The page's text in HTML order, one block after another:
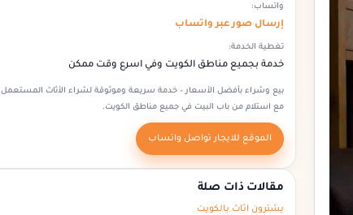
واتساب:
إرسال صور عبر واتساب
تغطية الخدمة:
خدمة بجميع مناطق الكويت وفي اسرع وقت ممكن
بيع وشراء بأفضل الأسعار – خدمة سريعة وموثوقة لشراء الأثاث المستعمل
مع استلام من باب البيت في جميع مناطق الكويت.
الموقع للايجار تواصل واتساب
مقالات ذات صلة
يشترون اثاث بالكويت